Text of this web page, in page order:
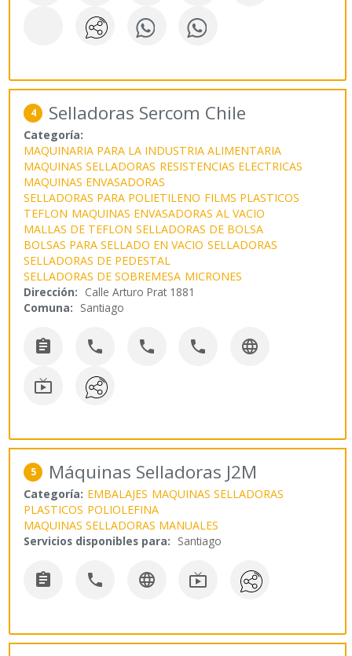
4 Selladoras Sercom Chile
Categoría:
MAQUINARIA PARA LA INDUSTRIA ALIMENTARIA
MAQUINAS SELLADORAS RESISTENCIAS ELECTRICAS
MAQUINAS ENVASADORAS
SELLADORAS PARA POLIETILENO FILMS PLASTICOS
TEFLON MAQUINAS ENVASADORAS AL VACIO
MALLAS DE TEFLON SELLADORAS DE BOLSA
BOLSAS PARA SELLADO EN VACIO SELLADORAS
SELLADORAS DE PEDESTAL
SELLADORAS DE SOBREMESA MICRONES
Dirección: Calle Arturo Prat 1881
Comuna: Santiago
    

5 Máquinas Selladoras J2M
Categoría: EMBALAJES MAQUINAS SELLADORAS
PLASTICOS POLIOLEFINA
MAQUINAS SELLADORAS MANUALES
Servicios disponibles para: Santiago
   